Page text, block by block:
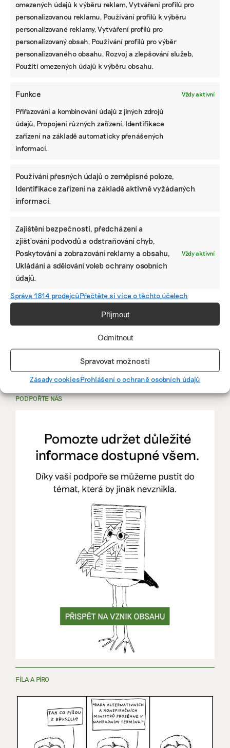
omezených údajů k výběru reklam, Vytváření profilů pro
personalizovanou reklamu, Používání profilů k výběru
personalizované reklamy, Vytváření profilů pro
personalizovaný obsah, Používání profilů pro výběr
personalizovaného obsahu, Rozvoj a zlepšování služeb,
Použití omezených údajů k výběru obsahu.
Funkce Vždy aktivní
Přiřazování a kombinování údajů z jiných zdrojů
údajů, Propojení různých zařízení, Identifikace
zařízení na základě automaticky přenášených
informací.
Používání přesných údajů o zeměpisné poloze,
Identifikace zařízení na základě aktivně vyžádaných
informací.
Zajištění bezpečnosti, předcházení a
zjišťování podvodů a odstraňování chyb,
Poskytování a zobrazování reklamy a obsahu,
Ukládání a sdělování voleb ochrany osobních
údajů.
Vždy aktivní
Správa 1814 prodejcůPřečtěte si více o těchto účelech
Příjmout
Odmítnout
Spravovat možnosti
Zásady cookiesProhlášení o ochraně osobních údajů
PRÁCE, KTERÁ ZLEPŠÍ SVĚT
mutualus
Stáž: právnička nebo právník v oblasti
udržitelnosti
mutualus
Více naEkoJobs>
PODPOŘTE NÁS
FÍLA A PÍRO